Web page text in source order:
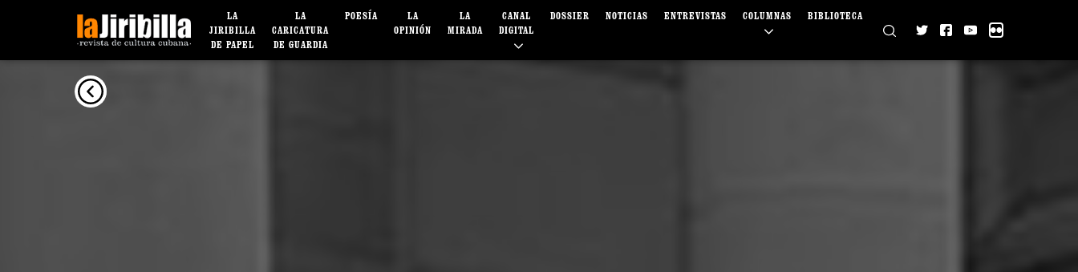
LA
JIRIBILLA
DE PAPEL
LA
CARICATURA
DE GUARDIA
POESÍA
LA
OPINIÓN
LA
MIRADA
CANAL
DIGITAL
DOSSIER NOTICIAS ENTREVISTAS COLUMNAS BIBLIOTECA